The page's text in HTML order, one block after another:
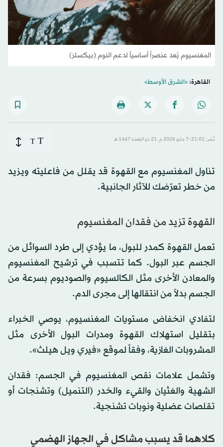
المغنسيوم يُعد عنصراً أساسياً لدعم النوم (بيكسلز)
القاهرة:«الشرق الأوسط»
نُشر: 21:01-7 مايو 2026 م ـ 21 ذو القِعدة 1447 هـ T
T
تناول المغنسيوم مع القهوة قد يقلل من فاعليته ويزيد
من خطر تعرّضك للآثار الجانبية.
القهوة تزيد من فقدان المغنسيوم
تعمل القهوة كمدر للبول، ما يؤدي إلى طرد السوائل من
الجسم عبر البول. كما تتسبب في ترشيح المغنسيوم
والمعادن الأخرى مثل الكالسيوم والصوديوم بسرعة من
الجسم بدلاً من انتقالها إلى مجرى الدم.
لتفادي انخفاض مستويات المغنسيوم، يوصي الخبراء
بتقليل استهلاك القهوة ومدرات البول الأخرى مثل
المشروبات الغازية، وفقاً لموقع «فيري ويل هيلث».
وتشمل علامات نقص المغنسيوم في الجسم: فقدان
الشهية والغثيان والقيء والخدر (التنميل) وتشنجات أو
تقلصات عضلية ونوبات تشنجية.
كلاهما قد يسبب مشاكل في الجهاز الهضمي